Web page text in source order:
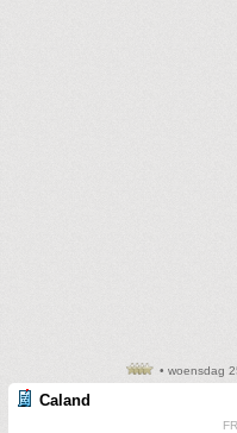
• woensdag
Caland